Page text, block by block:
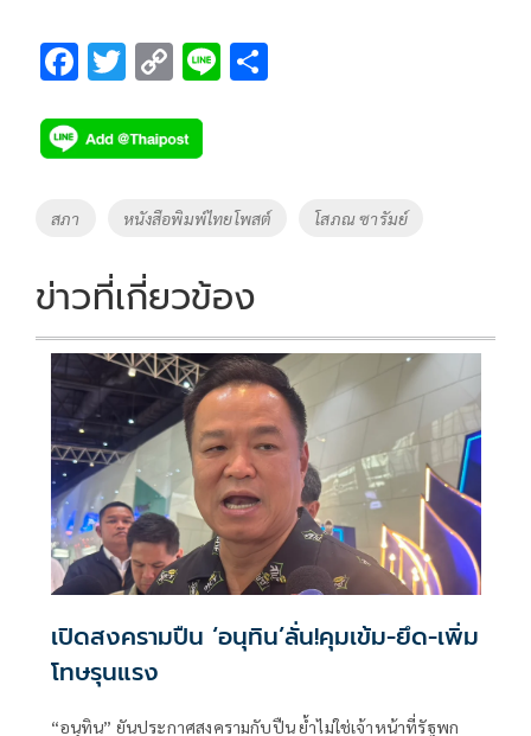
F
e
b
o
k
T
tt
er
C
p
y
Li
k
Li
Tags
สภา หนังสือพิมพ์ไทยโพสต์ โสภณ ซารัมย์
ข่าวที่เกี่ยวข้อง
เปิดสงครามปืน ‘อนุทิน’ลั่น!คุมเข้ม-ยึด-เพิ่ม
โทษรุนแรง
“อนุทิน” ยันประกาศสงครามกับปืน ย้ำไม่ใช่เจ้าหน้าที่รัฐพก